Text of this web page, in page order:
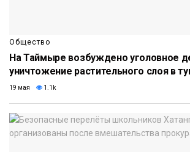
Общество
На Таймыре возбуждено уголовное
уничтожение растительного слоя в
19 мая 1.1k